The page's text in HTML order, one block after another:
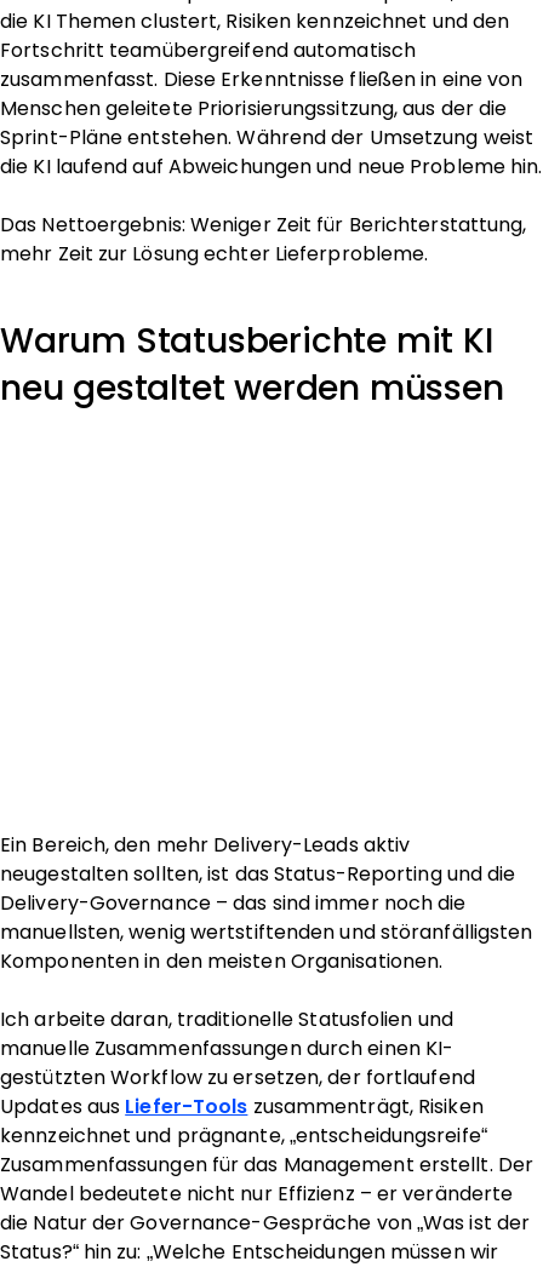
die KI Themen clustert, Risiken kennzeichnet und den
Fortschritt teamübergreifend automatisch
zusammenfasst. Diese Erkenntnisse fließen in eine von
Menschen geleitete Priorisierungssitzung, aus der die
Sprint-Pläne entstehen. Während der Umsetzung weist
die KI laufend auf Abweichungen und neue Probleme hin.
Das Nettoergebnis: Weniger Zeit für Berichterstattung,
mehr Zeit zur Lösung echter Lieferprobleme.
Warum Statusberichte mit KI
neu gestaltet werden müssen
Ein Bereich, den mehr Delivery-Leads aktiv
neugestalten sollten, ist das Status-Reporting und die
Delivery-Governance – das sind immer noch die
manuellsten, wenig wertstiftenden und störanfälligsten
Komponenten in den meisten Organisationen.
Ich arbeite daran, traditionelle Statusfolien und
manuelle Zusammenfassungen durch einen KI-
gestützten Workflow zu ersetzen, der fortlaufend
Updates aus Liefer-Tools zusammenträgt, Risiken
kennzeichnet und prägnante, „entscheidungsreife“
Zusammenfassungen für das Management erstellt. Der
Wandel bedeutete nicht nur Effizienz – er veränderte
die Natur der Governance-Gespräche von „Was ist der
Status?“ hin zu: „Welche Entscheidungen müssen wir